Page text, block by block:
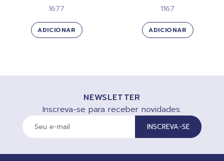
1677
ADICIONAR
1167
ADICIONAR
NEWSLETTER
Inscreva-se para receber novidades.
INSCREVA-SE